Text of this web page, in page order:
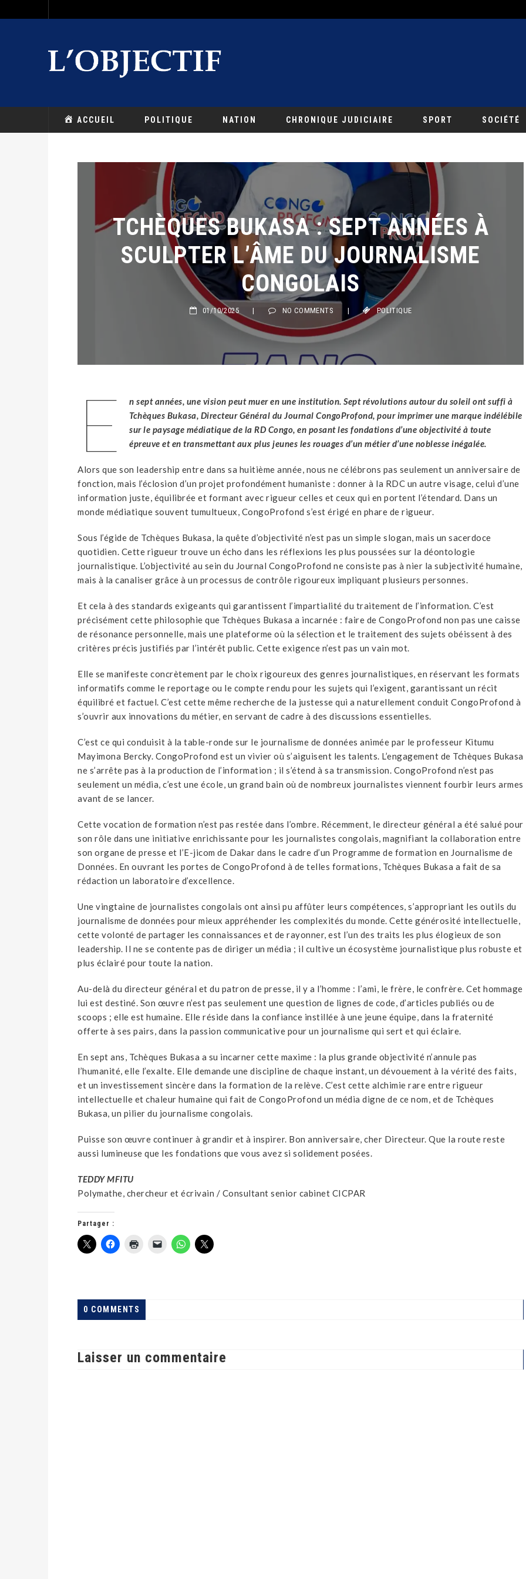
ACCUEIL POLITIQUE NATION CHRONIQUE JUDICIAIRE SPORT SOCIÉTÉ
TCHÈQUES BUKASA : SEPT ANNÉES À
SCULPTER L’ÂME DU JOURNALISME
CONGOLAIS
01/10/2025 | NO COMMENTS | POLITIQUE
E
n sept années, une vision peut muer en une institution. Sept révolutions autour du soleil ont suffi à
Tchèques Bukasa, Directeur Général du Journal CongoProfond, pour imprimer une marque indélébile
sur le paysage médiatique de la RD Congo, en posant les fondations d’une objectivité à toute
épreuve et en transmettant aux plus jeunes les rouages d’un métier d’une noblesse inégalée.
Alors que son leadership entre dans sa huitième année, nous ne célébrons pas seulement un anniversaire de
fonction, mais l’éclosion d’un projet profondément humaniste : donner à la RDC un autre visage, celui d’une
information juste, équilibrée et formant avec rigueur celles et ceux qui en portent l’étendard. Dans un
monde médiatique souvent tumultueux, CongoProfond s’est érigé en phare de rigueur.
Sous l’égide de Tchèques Bukasa, la quête d’objectivité n’est pas un simple slogan, mais un sacerdoce
quotidien. Cette rigueur trouve un écho dans les réflexions les plus poussées sur la déontologie
journalistique. L’objectivité au sein du Journal CongoProfond ne consiste pas à nier la subjectivité humaine,
mais à la canaliser grâce à un processus de contrôle rigoureux impliquant plusieurs personnes.
Et cela à des standards exigeants qui garantissent l’impartialité du traitement de l’information. C’est
précisément cette philosophie que Tchèques Bukasa a incarnée : faire de CongoProfond non pas une caisse
de résonance personnelle, mais une plateforme où la sélection et le traitement des sujets obéissent à des
critères précis justifiés par l’intérêt public. Cette exigence n’est pas un vain mot.
Elle se manifeste concrètement par le choix rigoureux des genres journalistiques, en réservant les formats
informatifs comme le reportage ou le compte rendu pour les sujets qui l’exigent, garantissant un récit
équilibré et factuel. C’est cette même recherche de la justesse qui a naturellement conduit CongoProfond à
s’ouvrir aux innovations du métier, en servant de cadre à des discussions essentielles.
C’est ce qui conduisit à la table-ronde sur le journalisme de données animée par le professeur Kitumu
Mayimona Bercky. CongoProfond est un vivier où s’aiguisent les talents. L’engagement de Tchèques Bukasa
ne s’arrête pas à la production de l’information ; il s’étend à sa transmission. CongoProfond n’est pas
seulement un média, c’est une école, un grand bain où de nombreux journalistes viennent fourbir leurs armes
avant de se lancer.
Cette vocation de formation n’est pas restée dans l’ombre. Récemment, le directeur général a été salué pour
son rôle dans une initiative enrichissante pour les journalistes congolais, magnifiant la collaboration entre
son organe de presse et l’E-jicom de Dakar dans le cadre d’un Programme de formation en Journalisme de
Données. En ouvrant les portes de CongoProfond à de telles formations, Tchèques Bukasa a fait de sa
rédaction un laboratoire d’excellence.
Une vingtaine de journalistes congolais ont ainsi pu affûter leurs compétences, s’appropriant les outils du
journalisme de données pour mieux appréhender les complexités du monde. Cette générosité intellectuelle,
cette volonté de partager les connaissances et de rayonner, est l’un des traits les plus élogieux de son
leadership. Il ne se contente pas de diriger un média ; il cultive un écosystème journalistique plus robuste et
plus éclairé pour toute la nation.
Au-delà du directeur général et du patron de presse, il y a l’homme : l’ami, le frère, le confrère. Cet hommage
lui est destiné. Son œuvre n’est pas seulement une question de lignes de code, d’articles publiés ou de
scoops ; elle est humaine. Elle réside dans la confiance instillée à une jeune équipe, dans la fraternité
offerte à ses pairs, dans la passion communicative pour un journalisme qui sert et qui éclaire.
En sept ans, Tchèques Bukasa a su incarner cette maxime : la plus grande objectivité n’annule pas
l’humanité, elle l’exalte. Elle demande une discipline de chaque instant, un dévouement à la vérité des faits,
et un investissement sincère dans la formation de la relève. C’est cette alchimie rare entre rigueur
intellectuelle et chaleur humaine qui fait de CongoProfond un média digne de ce nom, et de Tchèques
Bukasa, un pilier du journalisme congolais.
Puisse son œuvre continuer à grandir et à inspirer. Bon anniversaire, cher Directeur. Que la route reste
aussi lumineuse que les fondations que vous avez si solidement posées.
TEDDY MFITU
Polymathe, chercheur et écrivain / Consultant senior cabinet CICPAR
Partager :
0 COMMENTS
Laisser un commentaire
BAHATI LUKWEBO : ‘‘LA LOI
EST CLAIRE, CELUI QUI
QUITTE L AFDC ET ALLIÉS
A LA UNE 11/07/2019
KATUMBI MET EN AVANT
SA CAMPAGNE À KIKWIT ET
CRITIQUE TSHISEKEDI
LA BIONIQUE : ENTRE
PROMESSE ET ÉTHIQUE